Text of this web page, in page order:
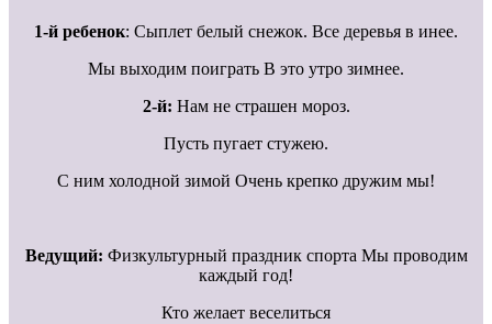
1-й ребенок: Сыплет белый снежок. Все деревья в инее.
Мы выходим поиграть В это утро зимнее.
2-й: Нам не страшен мороз.
Пусть пугает стужею.
С ним холодной зимой Очень крепко дружим мы!
Ведущий: Физкультурный праздник спорта Мы проводим
каждый год!
Кто желает веселиться